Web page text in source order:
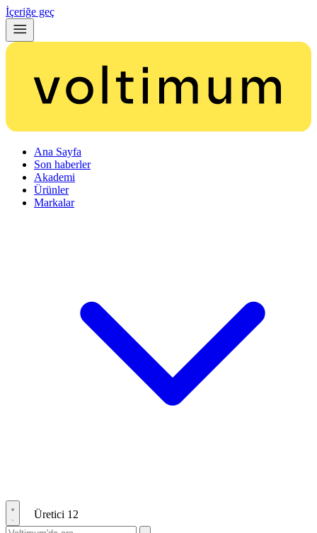
İçeriğe geç
Ana Sayfa
Son haberler
Akademi
Ürünler
Markalar
Üretici 12